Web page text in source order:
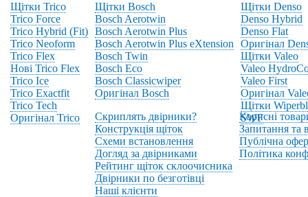
Щітки Trico
Trico Force
Trico Hybrid (Fit)
Trico Neoform
Trico Flex
Нові Trico Flex
Trico Ice
Trico Exactfit
Trico Tech
Оригінал Trico
Щітки Bosch
Bosch Aerotwin
Bosch Aerotwin Plus
Bosch Aerotwin Plus eXtension
Bosch Twin
Bosch Eco
Bosch Classicwiper
Оригінал Bosch
Щітки Denso
Denso Hybrid
Denso Flat
Оригінал
Щітки Valeo
Valeo
Valeo First
Оригінал
Щітки
SWF
Скриплять двірники?
Конструкція щіток
Схеми встановлення
Догляд за двірниками
Рейтинг щіток склоочисника
Двірники по безготівці
Наші клієнти
Корисні
Запитання та
Публічна
Політика